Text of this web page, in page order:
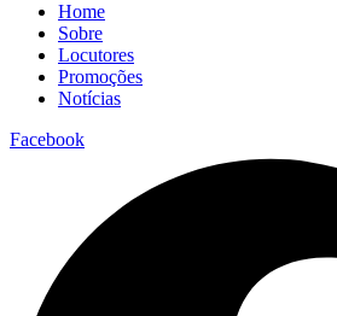
Home
Sobre
Locutores
Promoções
Notícias
Facebook